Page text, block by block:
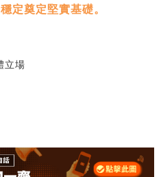
定奠定堅實基礎。
立場